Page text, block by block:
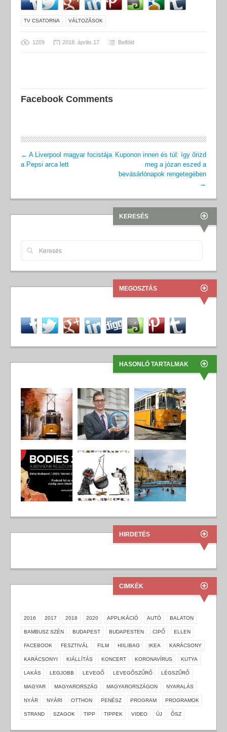
TV CSATORNA VÁLTOZÁSOK
1209 2018. április 17 Belföld
Facebook Comments
← A Liverpool magyar focistája
a Pepsi arca lett
Kuponon innen és túl: így őrizd
meg a józan eszed a
bevásárlónapok rengetegében
→
KERESÉS
MEGOSZTÁS
HASONLÓ TARTALMAK
HIRDETÉS
CIMKÉK
2016 2017 2018 2020 APPLIKÁCIÓ AUTÓ BALATON
BAMBUSZ SZÉN BUDAPEST BUDAPESTEN CIPŐ ELLEN
FACEBOOK FESZTIVÁL FILM HIILIBAG IKEA KARÁCSONY
KARÁCSONYI KIÁLLÍTÁS KONCERT KORONAVÍRUS KUTYA
LAKÁS LEGJOBB LEVEGŐ LEVEGŐSZŰRŐ LÉGSZŰRŐ
MAGYAR MAGYARORSZÁG MAGYARORSZÁGON NYARALÁS
NYÁR NYÁRI OTTHON PENÉSZ PROGRAM PROGRAMOK
STRAND SZAGOK TIPP TIPPEK VIDEO ÚJ ŐSZ